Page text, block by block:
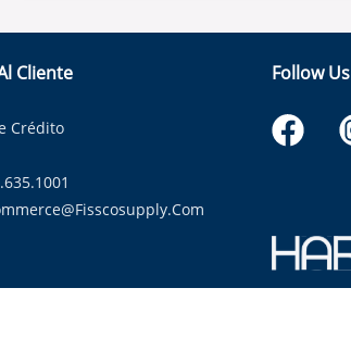
Cliente
Crédito
Follow Us